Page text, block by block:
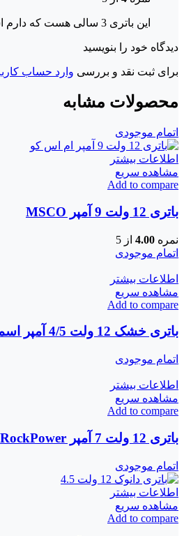
این باتری 3 سالی هست که دارم استفاده میکنم و باتری مناسبی توی بازار بوده.
دیدگاه خود را بنویسید
برای ثبت نقد و بررسی وارد حساب
محصولات مشابه
اتمام موجودی
اطلاعات بیشتر
مشاهده سریع
Add to compare
باتری 12 ولت 9 آمپر MSCO
نمره 4.00 از 5
اتمام موجودی
اطلاعات بیشتر
مشاهده سریع
Add to compare
باتری خشک 12 ولت 4/5 آمپر اسمارت
اتمام موجودی
اطلاعات بیشتر
مشاهده سریع
Add to compare
باتری 12 ولت 7 آمپر RockPower
اتمام موجودی
اطلاعات بیشتر
مشاهده سریع
Add to compare